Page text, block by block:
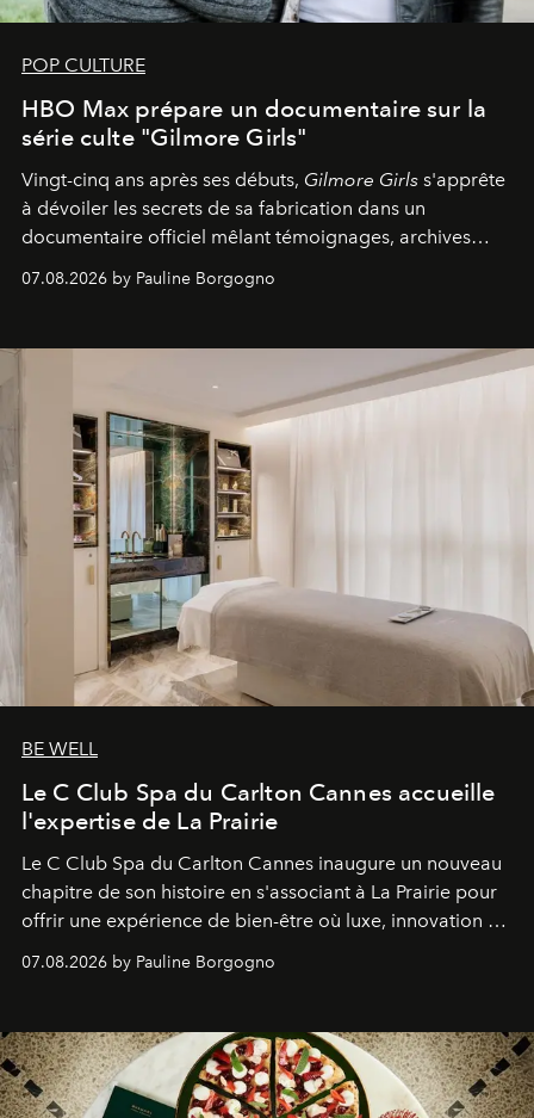
POP CULTURE
HBO Max prépare un documentaire sur la
série culte "Gilmore Girls"
Vingt-cinq ans après ses débuts, Gilmore Girls s'apprête
à dévoiler les secrets de sa fabrication dans un
documentaire officiel mêlant témoignages, archives
inédites et plongée dans les coulisses d'un phénomène
générationnel.
07.08.2026 by Pauline Borgogno
BE WELL
Le C Club Spa du Carlton Cannes accueille
l'expertise de La Prairie
Le C Club Spa du Carlton Cannes inaugure un nouveau
chapitre de son histoire en s'associant à La Prairie pour
offrir une expérience de bien-être où luxe, innovation et
expertise se rencontrent.
07.08.2026 by Pauline Borgogno